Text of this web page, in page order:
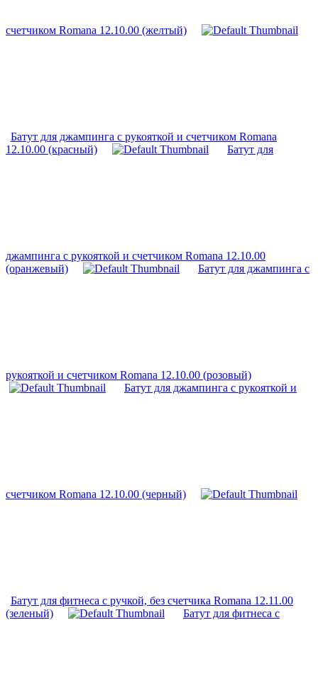
счетчиком Romana 12.10.00 (желтый)
Батут для джампинга с рукояткой и счетчиком Romana
12.10.00 (красный)
Батут для
джампинга с рукояткой и счетчиком Romana 12.10.00
(оранжевый)
Батут для джампинга с
рукояткой и счетчиком Romana 12.10.00 (розовый)
Батут для джампинга с рукояткой и
счетчиком Romana 12.10.00 (черный)
Батут для фитнеса с ручкой, без счетчика Romana 12.11.00
(зеленый)
Батут для фитнеса с